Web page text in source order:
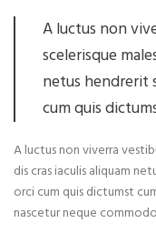
A luctus non
scelerisque
netus hendrerit
cum quis
A luctus non viverra
dis cras iaculis aliquam
orci cum quis dictumst
nascetur neque